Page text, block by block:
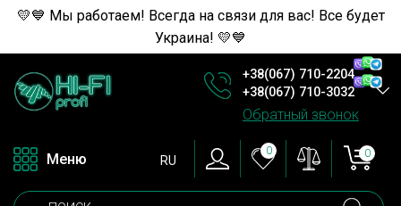
💛💙 Мы работаем! Всегда на связи для вас! Все будет
Украина! 💛💙
+38(067) 710-2204
+38(067) 710-3032
Обратный звонок
Меню RU
0 0